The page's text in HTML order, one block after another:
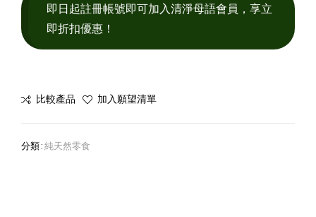
即日起註冊帳號即可加入清淨母語會員，享立
即折扣優惠！
比較產品 加入願望清單
分類 :純天然零食